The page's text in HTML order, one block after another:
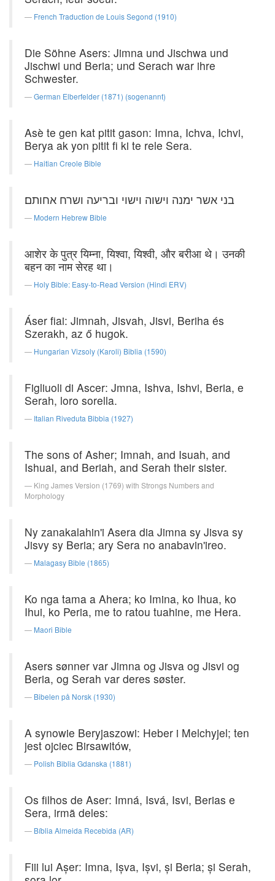
French Traduction de Louis Segond (1910)
Die Söhne Asers: Jimna und Jischwa und
Jischwi und Beria; und Serach war ihre
Schwester.
German Elberfelder (1871) (sogenannt)
Asè te gen kat pitit gason: Imna, Ichva, Ichvi,
Berya ak yon pitit fi ki te rele Sera.
Haitian Creole Bible
בני אשר ימנה וישוה וישוי ובריעה ושרח אחותם׃
Modern Hebrew Bible
आशेर के पुत्र यिम्ना, यिश्वा, यिश्वी, और बरीआ थे। उनकी
बहन का नाम सेरह था।
Holy Bible: Easy-to-Read Version (Hindi ERV)
Áser fiai: Jimnah, Jisvah, Jisvi, Beriha és
Szerakh, az ő hugok.
Hungarian Vizsoly (Karoli) Biblia (1590)
Figliuoli di Ascer: Jmna, Ishva, Ishvi, Beria, e
Serah, loro sorella.
Italian Riveduta Bibbia (1927)
The sons of Asher; Imnah, and Isuah, and
Ishuai, and Beriah, and Serah their sister.
King James Version (1769) with Strongs Numbers and
Morphology
Ny zanakalahin'i Asera dia Jimna sy Jisva sy
Jisvy sy Beria; ary Sera no anabavin'ireo.
Malagasy Bible (1865)
Ko nga tama a Ahera; ko Imina, ko Ihua, ko
Ihui, ko Peria, me to ratou tuahine, me Hera.
Maori Bible
Asers sønner var Jimna og Jisva og Jisvi og
Beria, og Serah var deres søster.
Bibelen på Norsk (1930)
A synowie Beryjaszowi: Heber i Melchyjel; ten
jest ojciec Birsawitów,
Polish Biblia Gdanska (1881)
Os filhos de Aser: Imná, Isvá, Isvi, Berias e
Sera, irmã deles:
Bíblia Almeida Recebida (AR)
Fiii lui Aşer: Imna, Işva, Işvi, şi Beria; şi Serah,